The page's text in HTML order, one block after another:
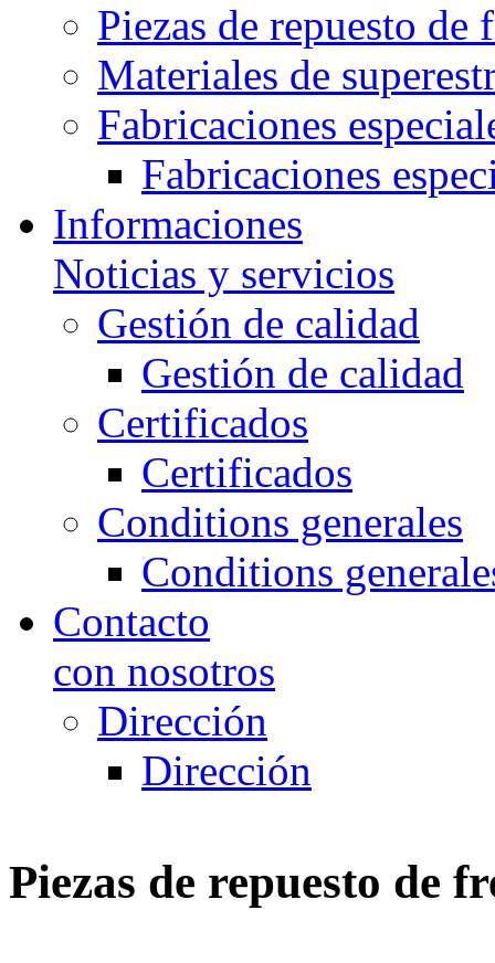
Piezas de repuesto de
Materiales de
Fabricaciones
Fabricaciones
Informaciones
Noticias y servicios
Gestión de calidad
Gestión de calidad
Certificados
Certificados
Conditions generales
Conditions
Contacto
con nosotros
Dirección
Dirección
Piezas de repuesto de